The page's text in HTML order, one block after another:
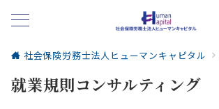
社会保険労務士法人ヒューマンキャピタル
就業規則コンサルティング